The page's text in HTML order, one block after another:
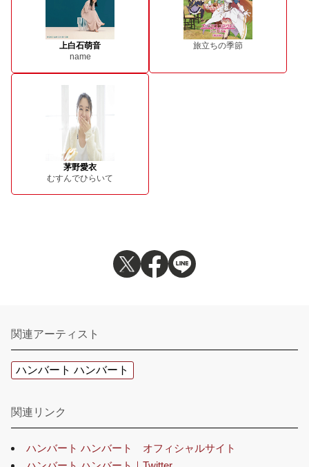
上白石萌音
name
旅立ちの季節
茅野愛衣
むすんでひらいて
関連アーティスト
ハンバート ハンバート
関連リンク
ハンバート ハンバート オフィシャルサイト